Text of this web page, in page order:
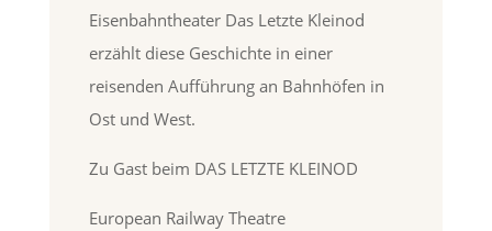
Eisenbahntheater Das Letzte Kleinod
erzählt diese Geschichte in einer
reisenden Aufführung an Bahnhöfen in
Ost und West.
Zu Gast beim DAS LETZTE KLEINOD
European Railway Theatre